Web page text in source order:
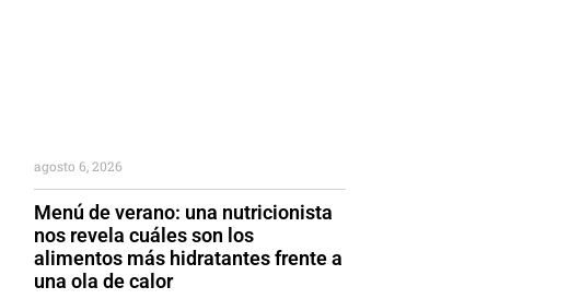
Menú de verano: una nutricionista
nos revela cuáles son los
alimentos más hidratantes frente a
una ola de calor
agosto 6, 2026